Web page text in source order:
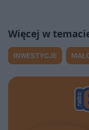
INWESTYCJE